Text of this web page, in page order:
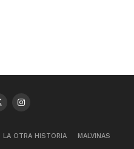
LA OTRA HISTORIA MALVINAS